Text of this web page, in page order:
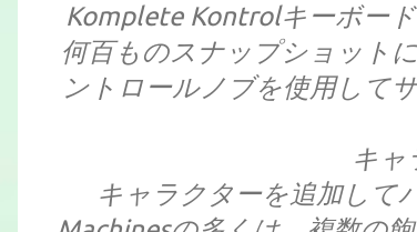
Komplete Kontrolキーボー
何百ものスナップショット
ントロールノブを使用して
キャ
キャラクターを追加して